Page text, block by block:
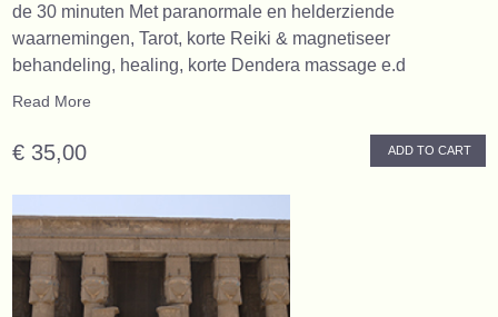
de 30 minuten Met paranormale en helderziende
waarnemingen, Tarot, korte Reiki & magnetiseer
behandeling, healing, korte Dendera massage e.d
Read More
€ 35,00 ADD TO CART